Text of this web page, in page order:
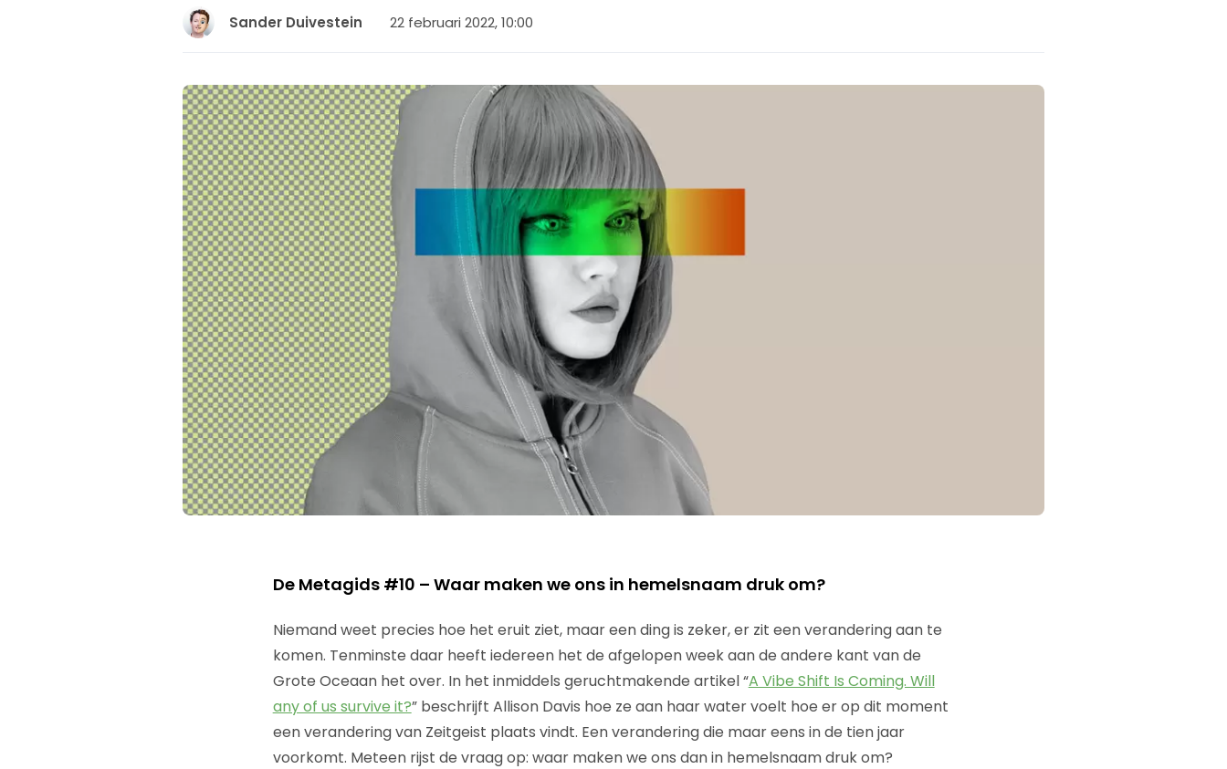
Sander Duivestein 22 februari 2022, 10:00
De Metagids #10 – Waar maken we ons in hemelsnaam druk om?
Niemand weet precies hoe het eruit ziet, maar een ding is zeker, er zit een verandering aan te
komen. Tenminste daar heeft iedereen het de afgelopen week aan de andere kant van de
Grote Oceaan het over. In het inmiddels geruchtmakende artikel “A Vibe Shift Is Coming. Will
any of us survive it?” beschrijft Allison Davis hoe ze aan haar water voelt hoe er op dit moment
een verandering van Zeitgeist plaats vindt. Een verandering die maar eens in de tien jaar
voorkomt. Meteen rijst de vraag op: waar maken we ons dan in hemelsnaam druk om?